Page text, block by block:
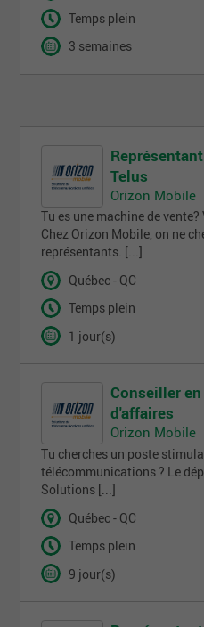
Temps plein
3 semaines
Telus
Orizon Mobile
Tu es une machine de
Chez Orizon Mobile, on ne
représentants. [...]
Québec - QC
Temps plein
1 jour(s)
Conseiller
d'affaires
Orizon Mobile
Tu cherches un poste
télécommunications ? Le
Solutions [...]
Québec - QC
Temps plein
9 jour(s)